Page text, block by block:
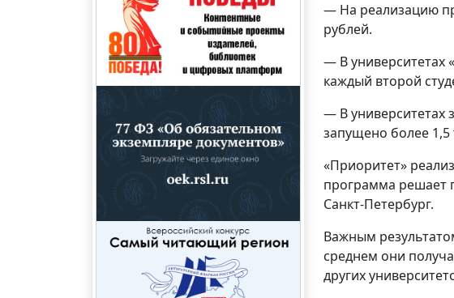
— На реализацию
рублей.
— В университетах
каждый второй
— В университетах
запущено более
«Приоритет»
программа решает
Санкт-Петербург.
Важным
среднем они
других